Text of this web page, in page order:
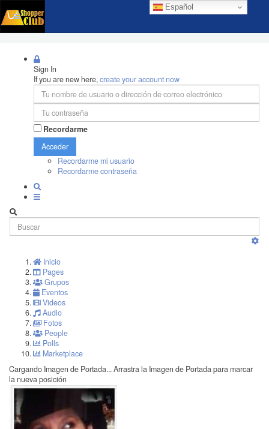
Español
Sign In
If you are new here,create your account now
Recordarme
Acceder
Recordarme mi usuario
Recordarme contraseña
Inicio
Pages
Grupos
Eventos
Videos
Audio
Fotos
People
Polls
Marketplace
Cargando Imagen de Portada... Arrastra la Imagen de Portada para marcar
la nueva posición